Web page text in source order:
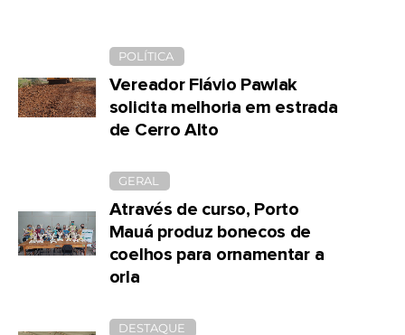
POLÍTICA
Vereador Flávio Pawlak
solicita melhoria em estrada
de Cerro Alto
GERAL
Através de curso, Porto
Mauá produz bonecos de
coelhos para ornamentar a
orla
DESTAQUE